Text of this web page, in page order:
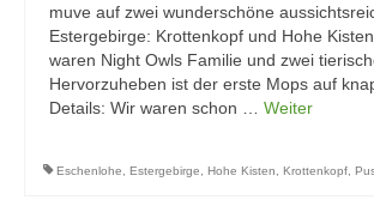
muve auf zwei wunderschöne
Estergebirge: Krottenkopf und Hohe
waren Night Owls Familie und zwei
Hervorzuheben ist der erste Mops auf
Details: Wir waren schon … Weiter
Eschenlohe, Estergebirge, Hohe Kisten, Krottenkopf,